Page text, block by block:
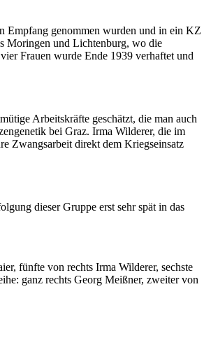
Empfang genommen wurden und in ein KZ
Moringen und Lichtenburg, wo die
Frauen wurde Ende 1939 verhaftet und
Arbeitskräfte geschätzt, die man auch
bei Graz. Irma Wilderer, die im
Zwangsarbeit direkt dem Kriegseinsatz
dieser Gruppe erst sehr spät in das
fünfte von rechts Irma Wilderer, sechste
ganz rechts Georg Meißner, zweiter von